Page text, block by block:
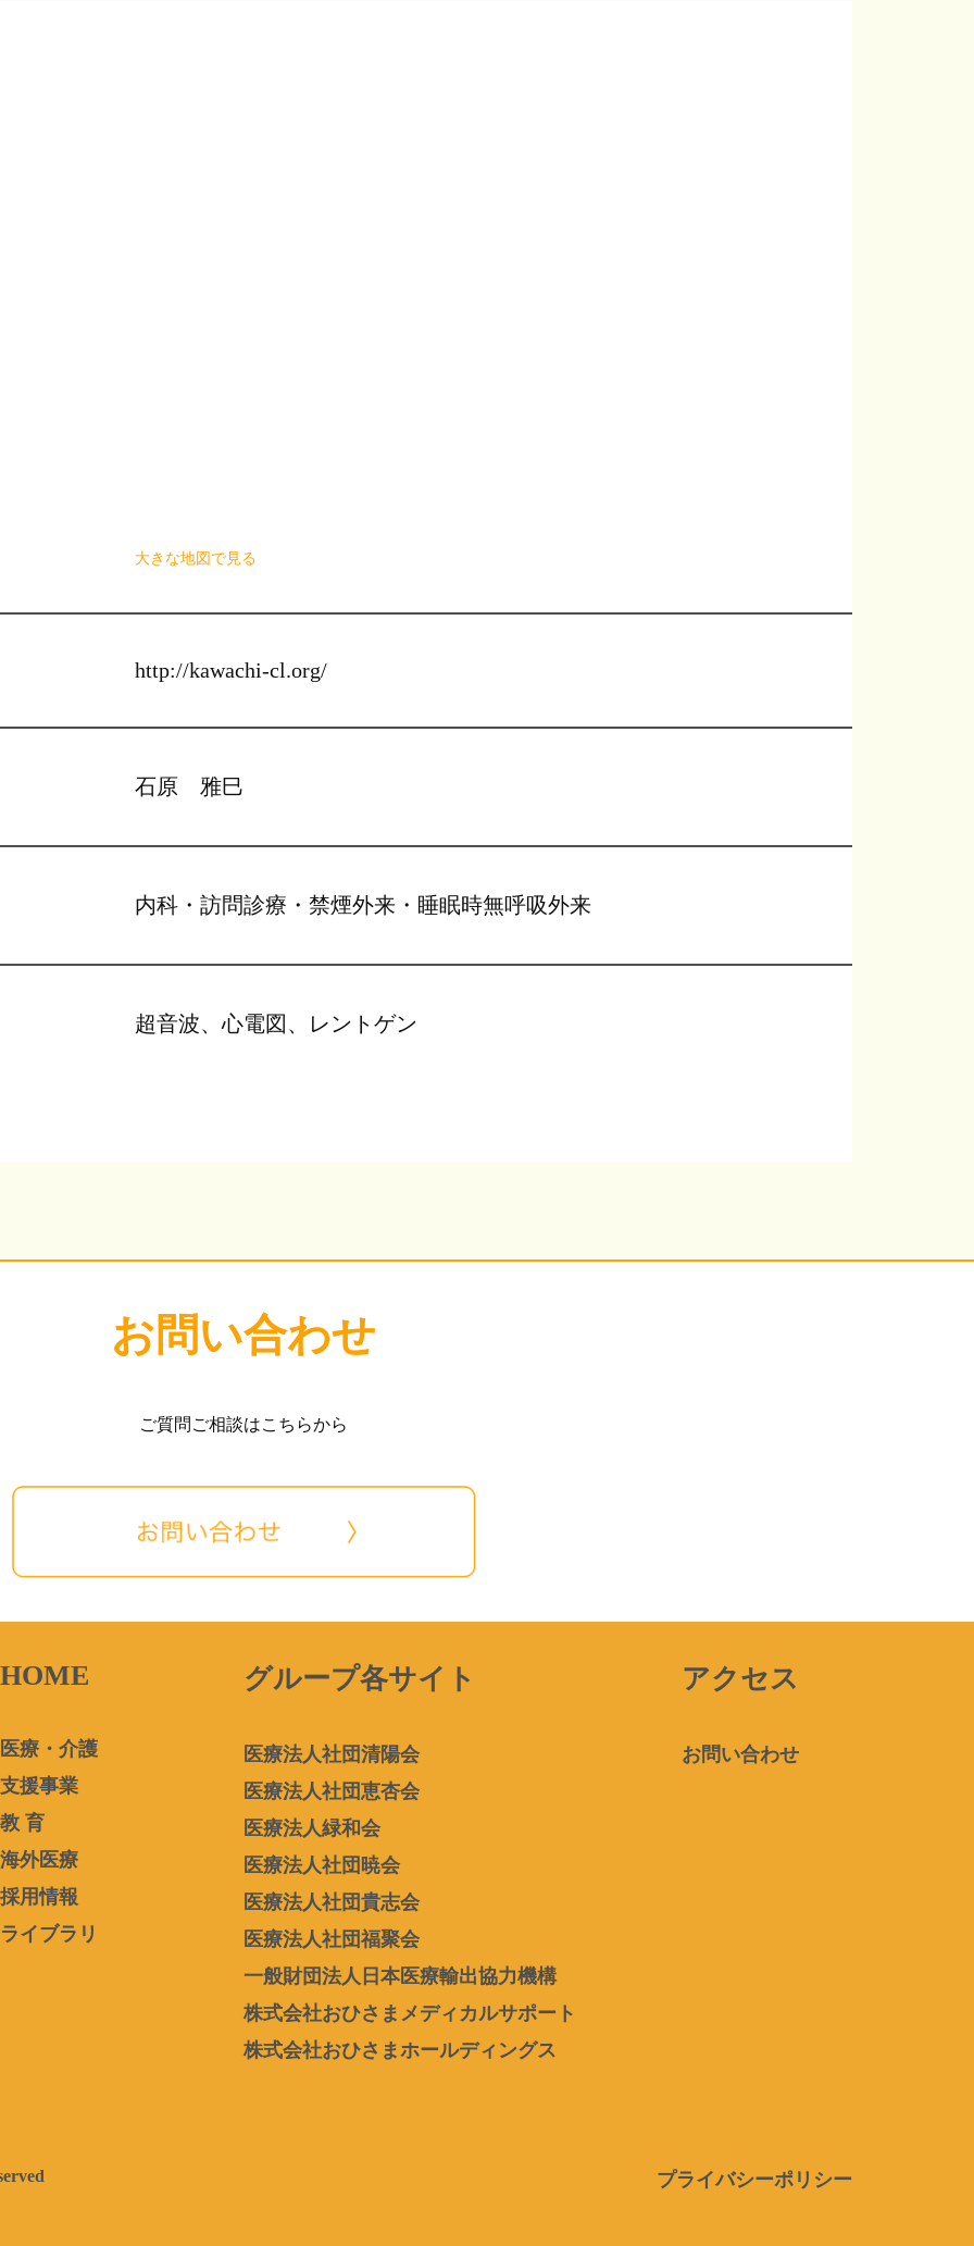
大きな地図で見る
http://kawachi-cl.org/
石原 雅巳
内科・訪問診療・禁煙外来・睡眠時無呼吸外来
超音波、心電図、レントゲン
お問い合わせ
ご質問ご相談はこちらから
HOME
医療・介護
支援事業
教 育
海外医療
採用情報
ライブラリ
グループ各サイト
医療法人社団清陽会
医療法人社団恵杏会
医療法人緑和会
医療法人社団暁会
医療法人社団貴志会
医療法人社団福聚会
一般財団法人日本医療輸出協力機構
株式会社おひさまメディカルサポート
株式会社おひさまホールディングス
アクセス
お問い合わせ
プライバシーポリシー